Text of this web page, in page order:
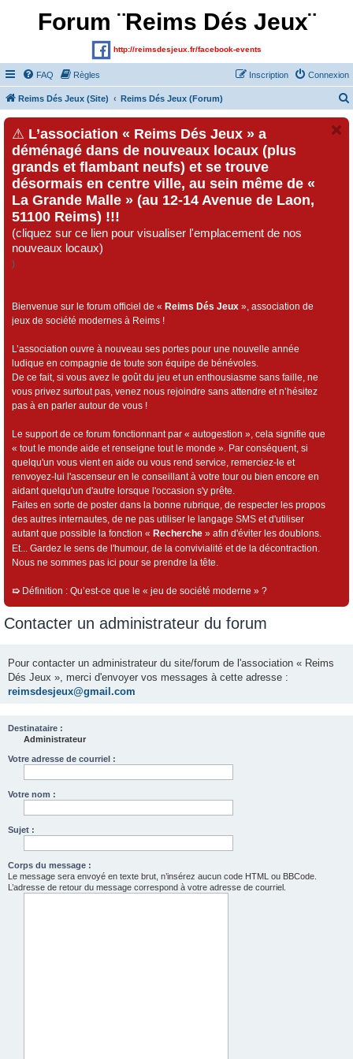
Forum ¨Reims Dés Jeux¨
http://reimsdesjeux.fr/facebook-events
FAQ Règles Connexion
Inscription
Reims Dés Jeux (Site) Reims Dés Jeux (Forum)
⚠ L’association « Reims Dés Jeux » a
déménagé dans de nouveaux locaux (plus
grands et flambant neufs) et se trouve
désormais en centre ville, au sein même de «
La Grande Malle » (au 12-14 Avenue de Laon,
51100 Reims) !!!
(cliquez sur ce lien pour visualiser l'emplacement de nos
nouveaux locaux)
)
Bienvenue sur le forum officiel de « Reims Dés Jeux », association de
jeux de société modernes à Reims !
L’association ouvre à nouveau ses portes pour une nouvelle année
ludique en compagnie de toute son équipe de bénévoles.
De ce fait, si vous avez le goût du jeu et un enthousiasme sans faille, ne
vous privez surtout pas, venez nous rejoindre sans attendre et n’hésitez
pas à en parler autour de vous !
Le support de ce forum fonctionnant par « autogestion », cela signifie que
« tout le monde aide et renseigne tout le monde ». Par conséquent, si
quelqu'un vous vient en aide ou vous rend service, remerciez-le et
renvoyez-lui l'ascenseur en le conseillant à votre tour ou bien encore en
aidant quelqu'un d'autre lorsque l'occasion s'y prête.
Faites en sorte de poster dans la bonne rubrique, de respecter les propos
des autres internautes, de ne pas utiliser le langage SMS et d'utiliser
autant que possible la fonction « Recherche » afin d'éviter les doublons.
Et... Gardez le sens de l'humour, de la convivialité et de la décontraction.
Nous ne sommes pas ici pour se prendre la tête.
➯ Définition : Qu’est-ce que le « jeu de société moderne » ?
Contacter un administrateur du forum
Pour contacter un administrateur du site/forum de l'association « Reims
Dés Jeux », merci d'envoyer vos messages à cette adresse :
reimsdesjeux@gmail.com
Destinataire :
Administrateur
Votre adresse de courriel :
Votre nom :
Sujet :
Corps du message :
Le message sera envoyé en texte brut, n’insérez aucun code HTML ou BBCode.
L’adresse de retour du message correspond à votre adresse de courriel.